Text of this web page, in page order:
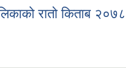
रातो किताब २०७८